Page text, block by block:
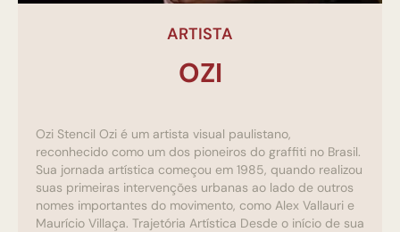
ARTISTA
OZI
Ozi Stencil Ozi é um artista visual paulistano,
reconhecido como um dos pioneiros do graffiti no Brasil.
Sua jornada artística começou em 1985, quando realizou
suas primeiras intervenções urbanas ao lado de outros
nomes importantes do movimento, como Alex Vallauri e
Maurício Villaça. Trajetória Artística Desde o início de sua